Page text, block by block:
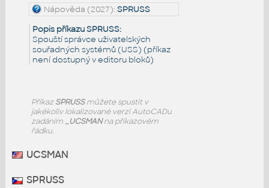
Nápověda (2027): SPRUSS
Popis příkazu SPRUSS:
Spouští správce uživatelských
souřadných systémů (USS) (příkaz
není dostupný v editoru bloků)
PříkazSPRUSSmůžete spustit v
jakékoliv lokalizované verzi AutoCADu
zadáním _UCSMANna příkazovém
řádku.
UCSMAN
SPRUSS